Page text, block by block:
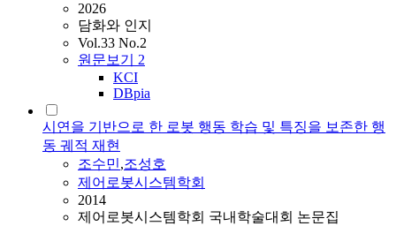
2026
담화와 인지
Vol.33 No.2
원문보기 2
KCI
DBpia
시연을 기반으로 한 로봇 행동 학습 및 특징을 보존한 행
동 궤적 재현
조수민,조성호
제어로봇시스템학회
2014
제어로봇시스템학회 국내학술대회 논문집